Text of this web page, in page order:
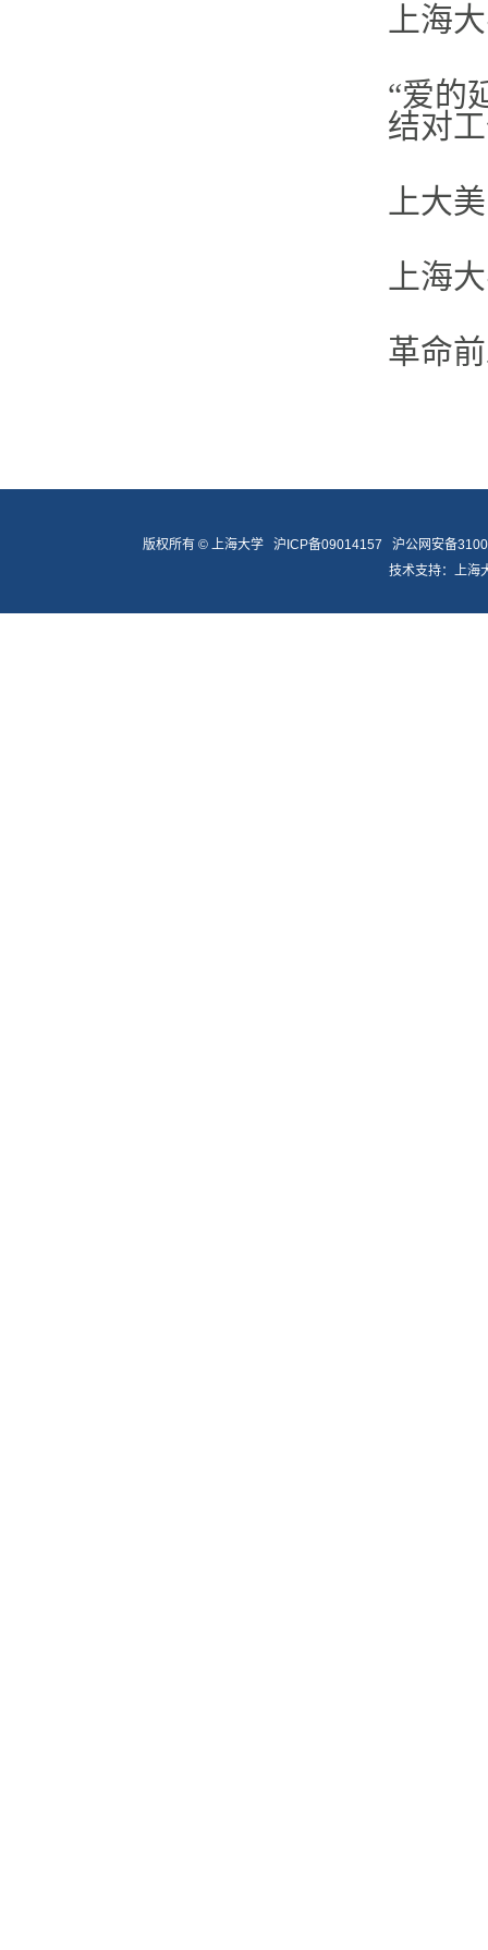
上海
“爱的
结对
上大
上海
革命
版权所有 ©上海大学 沪ICP备09014157
沪公网安备
技术支持： 上海